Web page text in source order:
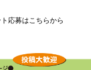
応募はこちらから